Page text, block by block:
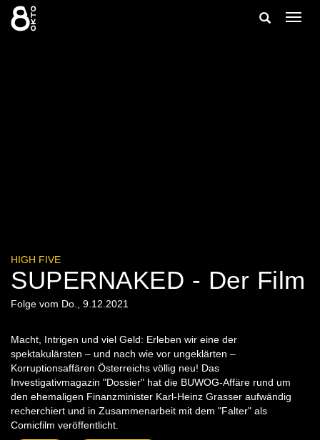
Zum
Inhalt
springen
Suche
HIGH FIVE
SUPERNAKED - Der Film
Folge vom Do., 9.12.2021
Macht, Intrigen und viel Geld: Erleben wir eine der
spektakulärsten – und nach wie vor ungeklärten –
Korruptionsaffären Österreichs völlig neu! Das
Investigativmagazin "Dossier" hat die BUWOG-Affäre rund um
den ehemaligen Finanzminister Karl-Heinz Grasser aufwändig
recherchiert und in Zusammenarbeit mit dem "Falter" als
Comicfilm veröffentlicht.